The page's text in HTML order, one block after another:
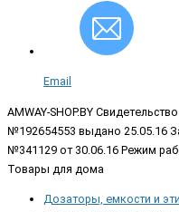
Email
AMWAY-SHOP.BY
№192654553 выдано 25.05.16
№341129 от 30.06.16 Режим
Товары для дома
Дозаторы, емкости и